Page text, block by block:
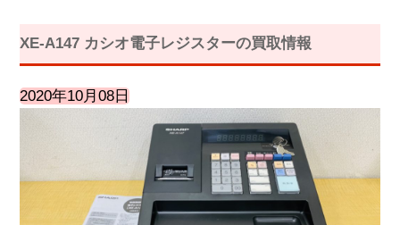
XE-A147 カシオ電子レジスターの買取情報
2020年10月08日